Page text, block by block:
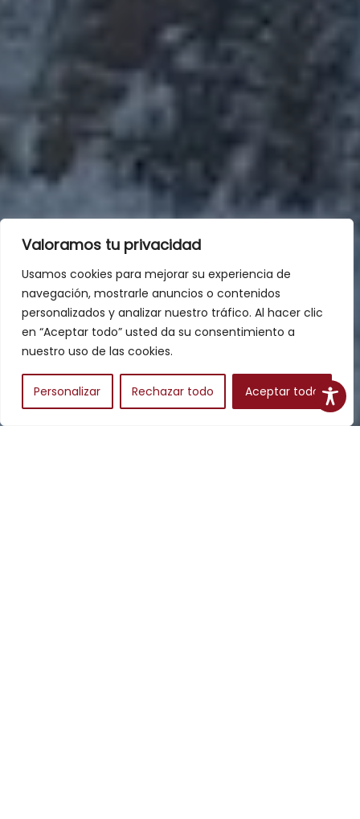
Valoramos tu privacidad
Usamos cookies para mejorar su experiencia de
navegación, mostrarle anuncios o contenidos
personalizados y analizar nuestro tráfico. Al hacer clic
en “Aceptar todo” usted da su consentimiento a
nuestro uso de las cookies.
Personalizar Rechazar todo Aceptar todo